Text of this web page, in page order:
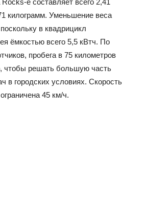
килограмм. Уменьшение веса
в квадрицикл
ёмкостью всего 5,5 кВтч. По
пробега в 75 километров
чтобы решать большую часть
в городских условиях. Скорость
45 км/ч.